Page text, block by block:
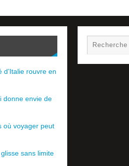
d’Italie rouvre en
donne envie de
où voyager peut
sans limite